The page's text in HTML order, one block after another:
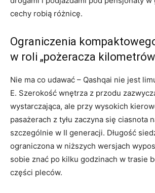
cechy robią różnicę.
Ograniczenia
w roli „pożeracza
Nie ma co udawać – Qashqai nie jest
E. Szerokość wnętrza z przodu
wystarczająca, ale przy wysokich
pasażerach z tyłu zaczyna się ciasnota
szczególnie w II generacji. Długość
ograniczona w niższych wersjach
sobie znać po kilku godzinach w trasie
części pleców.